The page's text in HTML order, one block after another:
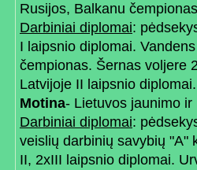
Rusijos, Balkanu
Darbiniai diplomai:
I laipsnio diplomai.
čempionas. Šernas voljere
Latvijoje II laipsnio
Motina- Lietuvos jaunimo
Darbiniai diplomai:
veislių darbinių savybių "A"
II, 2xIII laipsnio diplomai.